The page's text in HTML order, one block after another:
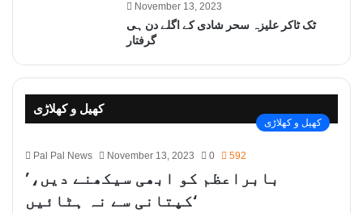
November 13, 2023
ٹک ٹاکر علیزہ سحر شادی کے اگلے دن ہی
گرفتار
کھیل و کھلاڑی
کھیل و کھلاڑی
Pal Pal News November 13, 2023 0 592
’بابراعظم کو ابھی سیکھنے دیں،
کپتانی سے نہ ہٹائیں‘